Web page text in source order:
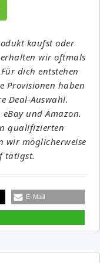
kaufst oder
wir oftmals
dich entstehen
Provisionen haben
Deal-Auswahl.
und Amazon.
qualifizierten
wir möglicherweise
tätigst.
E-Mail